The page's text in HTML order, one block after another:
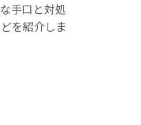
手口と対処
を紹介しま